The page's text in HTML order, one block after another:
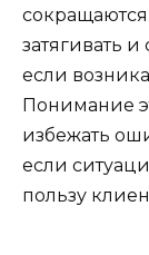
затягивать
если
Понимание
избежать
если
пользу